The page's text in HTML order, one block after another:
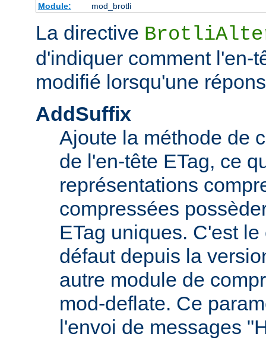
Module:
mod_brotli
La directive
d'indiquer comment l'en-
modifié lorsqu'une
AddSuffix
Ajoute la méthode de
de l'en-tête ETag, ce
représentations
compressées
ETag uniques. C'est
défaut depuis la
autre module de
mod-deflate. Ce
l'envoi de messages